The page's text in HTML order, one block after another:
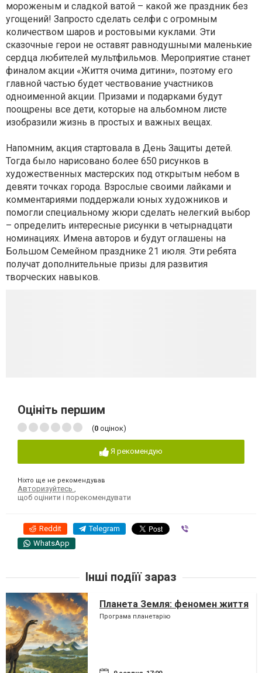
мороженым и сладкой ватой – какой же праздник без
угощений! Запросто сделать селфи с огромным
количеством шаров и ростовыми куклами. Эти
сказочные герои не оставят равнодушными маленькие
сердца любителей мультфильмов. Мероприятие станет
финалом акции «Життя очима дитини», поэтому его
главной частью будет чествование участников
одноименной акции. Призами и подарками будут
поощрены все дети, которые на альбомном листе
изобразили жизнь в простых и важных вещах.
Напомним, акция стартовала в День Защиты детей.
Тогда было нарисовано более 650 рисунков в
художественных мастерских под открытым небом в
девяти точках города. Взрослые своими лайками и
комментариями поддержали юных художников и
помогли специальному жюри сделать нелегкий выбор
– определить интересные рисунки в четырнадцати
номинациях. Имена авторов и будут оглашены на
Большом Семейном празднике 21 июля. Эти ребята
получат дополнительные призы для развития
творческих навыков.
Оцініть першим
(0 оцінок)
Я рекомендую
Ніхто ще не рекомендував
Авторизуйтесь
щоб оцінити і порекомендувати
Reddit Telegram
WhatsApp
Інші подіїї зараз
Планета Земля: феномен життя
Програма планетарію